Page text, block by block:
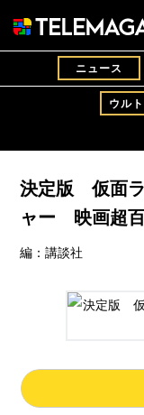
ニュース
ウル
決定版 仮面
ャー 映画超
編：講談社